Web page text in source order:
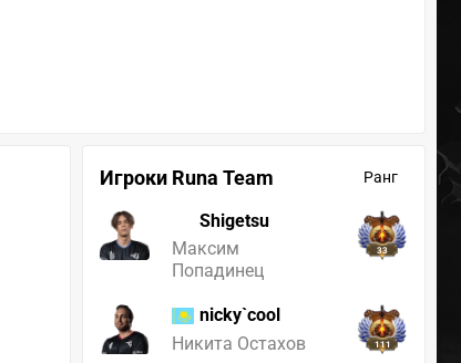
Игроки Runa Team Ранг
Shigetsu
Максим
Попадинец
33
nicky`cool
Никита Остахов
111